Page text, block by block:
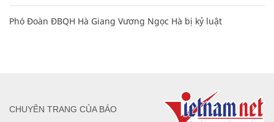
Phó Đoàn ĐBQH Hà Giang Vương Ngọc Hà bị kỷ luật
CHUYÊN TRANG CỦA BÁO